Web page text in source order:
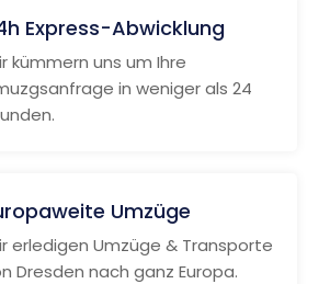
Express-Abwicklung
kümmern uns um Ihre
in weniger als 24
Umzüge
erledigen Umzüge & Transporte
Dresden nach ganz Europa.